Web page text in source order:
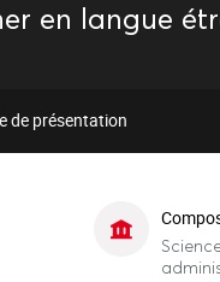
en langue
de présentation